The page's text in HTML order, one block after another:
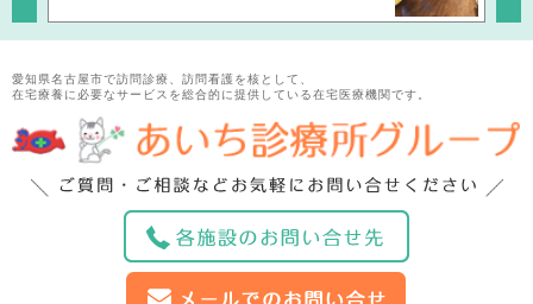
愛知県名古屋市で訪問診療、訪問看護を核として、
在宅療養に必要なサービスを総合的に提供している在宅医療機関です。